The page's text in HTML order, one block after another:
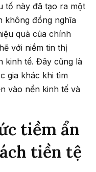
tố này đã tạo ra một
không đồng nghĩa
quả của chính
với niềm tin thị
kinh tế. Đây cũng là
gia khác khi tìm
vào nền kinh tế và
tiềm ẩn
tiền tệ